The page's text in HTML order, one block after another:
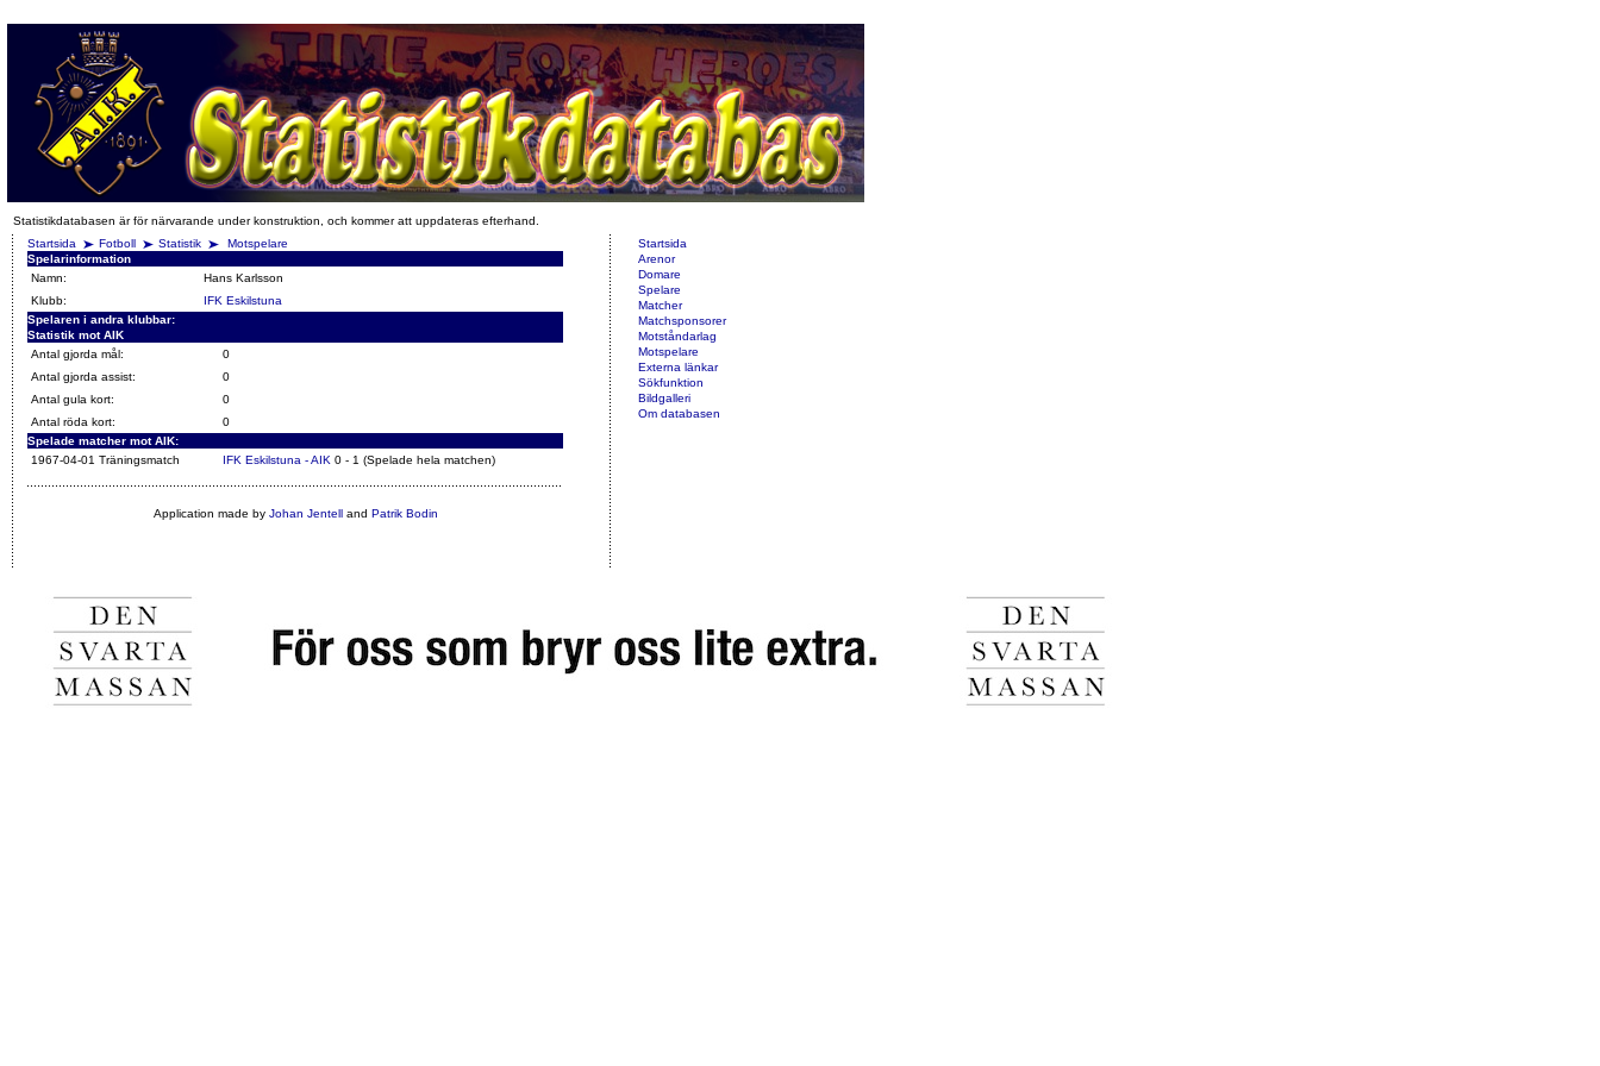
Statistikdatabasen är för närvarande under konstruktion, och kommer att uppdateras efterhand.
Startsida
Fotboll Statistik
Motspelare
Spelarinformation
Namn:
Hans Karlsson
Klubb:
IFK Eskilstuna
Spelaren i andra klubbar:
Statistik mot AIK
Antal gjorda mål:
0
Antal gjorda assist:
0
Antal gula kort:
0
Antal röda kort:
0
Spelade matcher mot AIK:
1967-04-01 Träningsmatch
IFK Eskilstuna - AIK 0 - 1 (Spelade hela matchen)
Application made by Johan Jentelland Patrik Bodin
Startsida
Arenor
Domare
Spelare
Matcher
Matchsponsorer
Motståndarlag
Motspelare
Externa länkar
Sökfunktion
Bildgalleri
Om databasen